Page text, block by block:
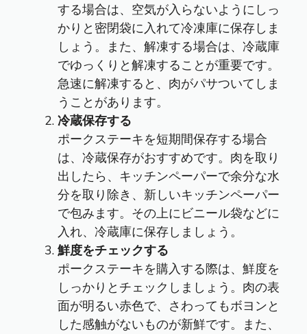
する場合は、空気が入らないようにしっ
かりと密閉袋に入れて冷凍庫に保存しま
しょう。また、解凍する場合は、冷蔵庫
でゆっくりと解凍することが重要です。
急速に解凍すると、肉がパサついてしま
うことがあります。
冷蔵保存する
ポークステーキを短期間保存する場合
は、冷蔵保存がおすすめです。肉を取り
出したら、キッチンペーパーで余分な水
分を取り除き、新しいキッチンペーパー
で包みます。その上にビニール袋などに
入れ、冷蔵庫に保存しましょう。
鮮度をチェックする
ポークステーキを購入する際は、鮮度を
しっかりとチェックしましょう。肉の表
面が明るい赤色で、さわってもボヨンと
した感触がないものが新鮮です。また、